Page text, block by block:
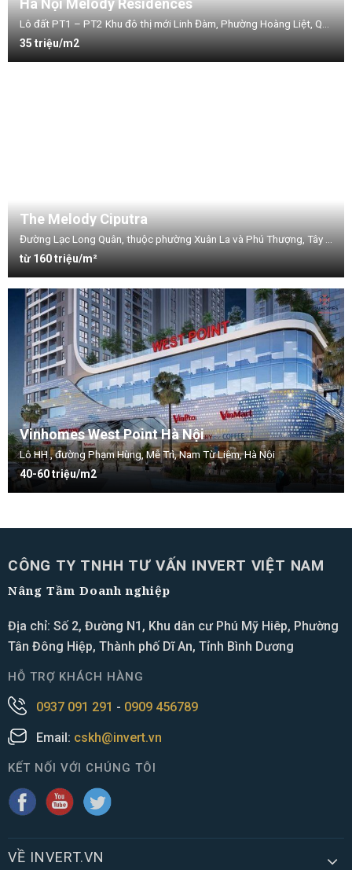
Hà Nội Melody Residences
35 triệu/m2
The Melody Ciputra
từ 160 triệu/m²
Vinhomes West Point Hà Nội
Lô HH , đường Phạm Hùng, Mễ Trì, Nam Từ Liêm, Hà Nội
40-60 triệu/m2
CÔNG TY TNHH TƯ VẤN INVERT VIỆT NAM
Nâng Tầm Doanh nghiệp
Địa chỉ: Số 2, Đường N1, Khu dân cư Phú Mỹ Hiêp, Phường
Tân Đông Hiệp, Thành phố Dĩ An, Tỉnh Bình Dương
HỖ TRỢ KHÁCH HÀNG
0937 091 291 - 0909 456789
Email: cskh@invert.vn
KẾT NỐI VỚI CHÚNG TÔI
VỀ INVERT.VN